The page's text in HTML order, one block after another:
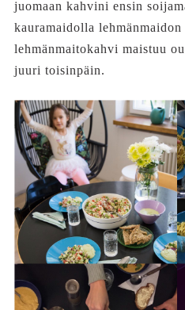
juomaan kahvini ensin
kauramaidolla
lehmänmaitokahvi maistuu
juuri toisinpäin.